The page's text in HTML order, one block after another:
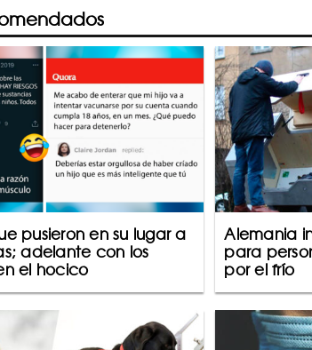
pusieron en su lugar a
adelante con los
el hocico
Alemania
para
por el frío